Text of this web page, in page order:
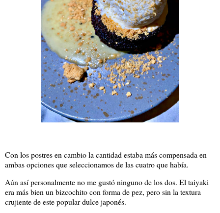
Con los postres en cambio la cantidad estaba más compensada en
ambas opciones que seleccionamos de las cuatro que había.
Aún así personalmente no me gustó ninguno de los dos. El taiyaki
era más bien un bizcochito con forma de pez, pero sin la textura
crujiente de este popular dulce japonés.